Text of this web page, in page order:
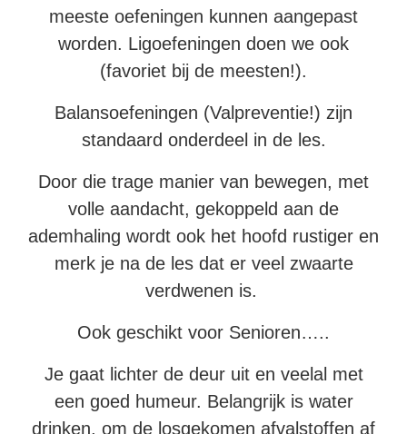
meeste oefeningen kunnen aangepast
worden. Ligoefeningen doen we ook
(favoriet bij de meesten!).
Balansoefeningen (Valpreventie!) zijn
standaard onderdeel in de les.
Door die trage manier van bewegen, met
volle aandacht, gekoppeld aan de
ademhaling wordt ook het hoofd rustiger en
merk je na de les dat er veel zwaarte
verdwenen is.
Ook geschikt voor Senioren…..
Je gaat lichter de deur uit en veelal met
een goed humeur. Belangrijk is water
drinken, om de losgekomen afvalstoffen af